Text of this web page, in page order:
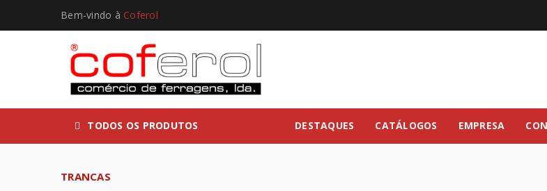
Bem-vindo à Coferol
TODOS OS PRODUTOS DESTAQUES CATÁLOGOS EMPRESA
TRANCAS